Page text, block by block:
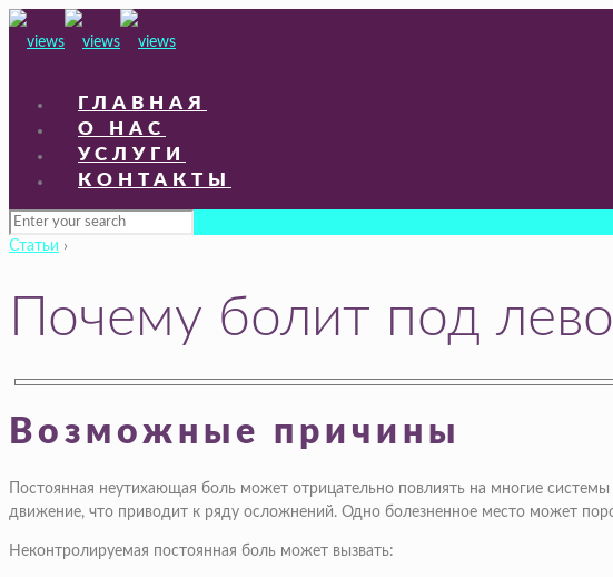
ГЛАВНАЯ
О НАС
УСЛУГИ
КОНТАКТЫ
Статьи ›
Почему болит под
Возможные причины
Постоянная неутихающая боль может отрицательно повлиять на многие
движение, что приводит к ряду осложнений. Одно болезненное место может
Неконтролируемая постоянная боль может вызвать: